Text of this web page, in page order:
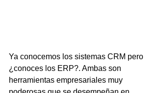
Ya conocemos los sistemas CRM pero
¿conoces los ERP?. Ambas son
herramientas empresariales muy